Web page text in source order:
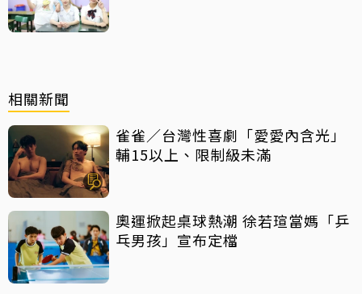
相關新聞
雀雀／台灣性喜劇「愛愛內含光」
輔15以上、限制級未滿
奧運掀起桌球熱潮 徐若瑄當媽「乒
乓男孩」宣布定檔